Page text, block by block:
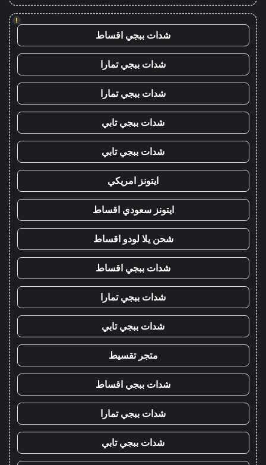
!
شدات ببجي اقساط
شدات ببجي تمارا
شدات ببجي تمارا
شدات ببجي تابي
شدات ببجي تابي
ايتونز امريكي
ايتونز سعودي اقساط
شحن يلا لودو اقساط
شدات ببجي اقساط
شدات ببجي تمارا
شدات ببجي تابي
متجر تقسيط
شدات ببجي اقساط
شدات ببجي تمارا
شدات ببجي تابي